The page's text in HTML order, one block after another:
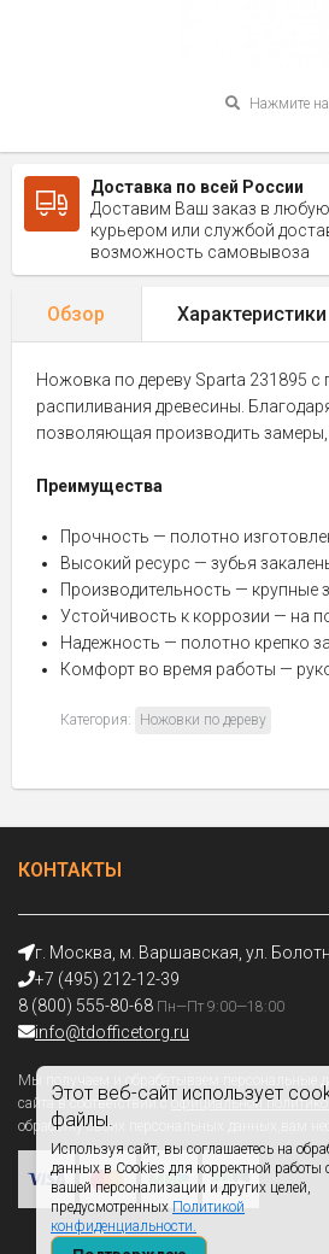
Этот веб-сайт использует
файлы.
Используя сайт, вы соглашаетесь на
данных в Cookies для корректной работы
вашей персонализации и других целей,
предусмотренных Политикой
конфиденциальности.
Нажмите
Доставка по всей России
Доставим Ваш заказ в
курьером или службой
возможность самовывоза
Обзор Характеристики
Ножовка по дереву Sparta 231895 с
распиливания древесины.
позволяющая производить замеры,
Преимущества
Прочность — полотно
Высокий ресурс — зубья
Производительность — крупные
Устойчивость к коррозии — на
Надежность — полотно крепко
Комфорт во время работы —
Категория: Ножовки по дереву
КОНТАКТЫ
г. Москва, м. Варшавская, ул.
+7 (495) 212-12-39
8 (800) 555-80-68 Пн—Пт 9:00—18:00
info@tdofficetorg.ru
Мы получаем и обрабатываем персональные
сайта в соответствии с официальной
обработку своих персональных данных,вам